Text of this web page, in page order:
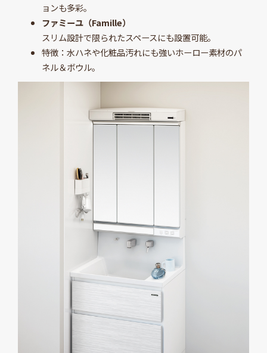
ョンも多彩。
ファミーユ（Famille）
スリム設計で限られたスペースにも設置可能。
特徴：水ハネや化粧品汚れにも強いホーロー素材のパ
ネル＆ボウル。